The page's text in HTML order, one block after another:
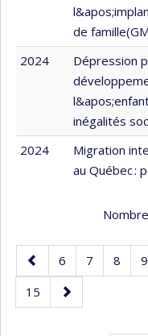
de
2024
Dépression
inégalités
2024
Migration
au Québec :
Page
précédente
Page
6 Page
7 Page
8 9
Page
15
Page
suivante